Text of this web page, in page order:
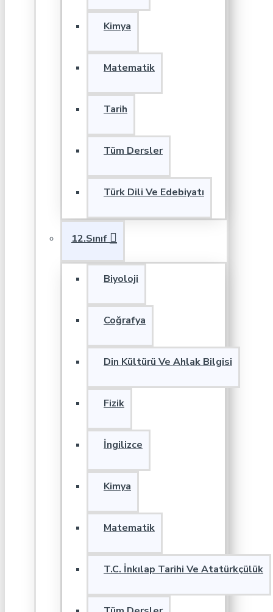
Kimya
Matematik
Tarih
Tüm Dersler
Türk Dili Ve Edebiyatı
12.Sınıf
Biyoloji
Coğrafya
Din Kültürü Ve Ahlak Bilgisi
Fizik
İngilizce
Kimya
Matematik
T.C. İnkılap Tarihi Ve Atatürkçülük